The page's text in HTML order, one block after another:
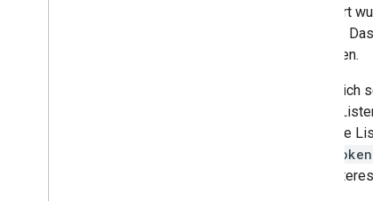
geändert
senden.
entfernen.
Wenn
Sie im
dieselbe
syncToken
ein weiteres